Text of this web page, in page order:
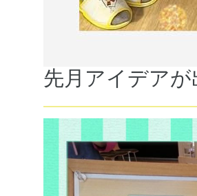
先月アイデアが